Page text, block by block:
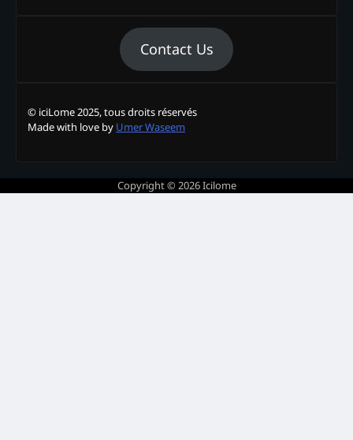
Contact Us
© iciLome 2025, tous droits réservés
Made with love by Umer Waseem
Copyright © 2026Icilome